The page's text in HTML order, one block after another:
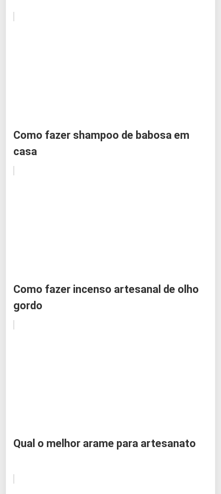
Como fazer shampoo de babosa em
casa
Como fazer incenso artesanal de olho
gordo
Qual o melhor arame para artesanato